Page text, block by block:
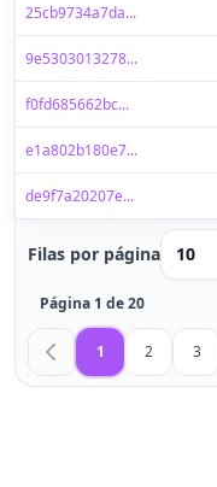
25cb9734a7da...
9e5303013278...
f0fd685662bc...
e1a802b180e7...
de9f7a20207e...
Filas por página 10
Página 1 de 20
1 2 3